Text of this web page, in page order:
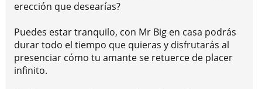
erección que desearías?
Puedes estar tranquilo, con Mr Big en casa podrás
durar todo el tiempo que quieras y disfrutarás al
presenciar cómo tu amante se retuerce de placer
infinito.